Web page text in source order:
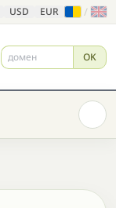
USD EUR /
OK